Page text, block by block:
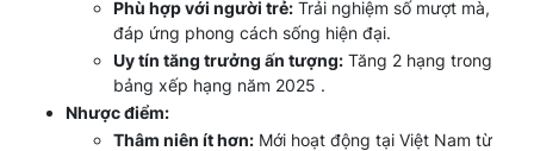
Phù hợp với người trẻ: Trải nghiệm số mượt mà,
đáp ứng phong cách sống hiện đại.
Uy tín tăng trưởng ấn tượng: Tăng 2 hạng trong
bảng xếp hạng năm 2025 .
Nhược điểm:
Thâm niên ít hơn: Mới hoạt động tại Việt Nam từ